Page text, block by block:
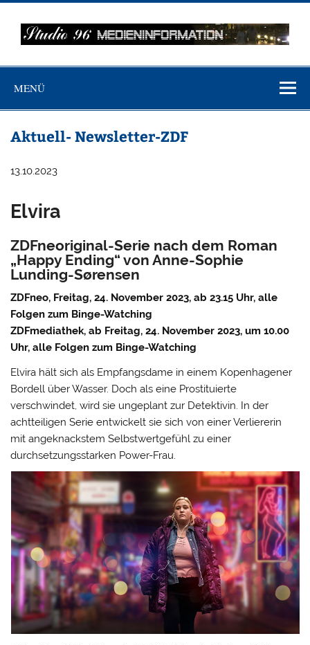
Zum
springen
MEDIENINFO-
BERLIN
MENÜ
Aktuell- Newsletter-ZDF
13.10.2023
Elvira
ZDFneoriginal-Serie nach dem Roman
„Happy Ending“ von Anne-Sophie
Lunding-Sørensen
ZDFneo, Freitag, 24. November 2023, ab 23.15 Uhr, alle
Folgen zum Binge-Watching
ZDFmediathek, ab Freitag, 24. November 2023, um 10.00
Uhr, alle Folgen zum Binge-Watching
Elvira hält sich als Empfangsdame in einem Kopenhagener
Bordell über Wasser. Doch als eine Prostituierte
verschwindet, wird sie ungeplant zur Detektivin. In der
achtteiligen Serie entwickelt sie sich von einer Verliererin
mit angeknackstem Selbstwertgefühl zu einer
durchsetzungsstarken Power-Frau.